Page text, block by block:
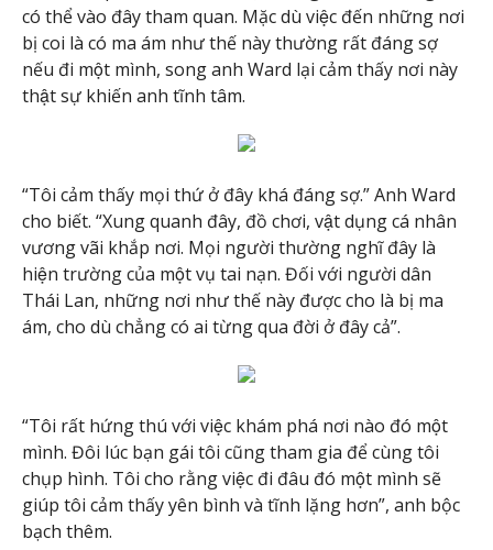
có thể vào đây tham quan. Mặc dù việc đến những nơi
bị coi là có ma ám như thế này thường rất đáng sợ
nếu đi một mình, song anh Ward lại cảm thấy nơi này
thật sự khiến anh tĩnh tâm.
“Tôi cảm​ thấy mọi thứ ở đây khá đáng sợ.” Anh Ward
cho biết. “Xung quanh đây, đồ chơi, vật dụng cá nhân
vương vãi khắp nơi. Mọi người thường nghĩ đây là
hiện trường của một vụ tai nạn. Đối với người dân
Thái Lan, những nơi như thế này được cho là bị ma
ám, cho dù chẳng có ai từng qua đời ở đây cả”.
“Tôi rất hứng thú với việc khám phá nơi nào đó một
mình. Đôi lúc bạn gái tôi cũng tham gia để cùng tôi
chụp hình. Tôi cho rằng việc đi đâu đó một mình sẽ
giúp tôi cảm thấy yên bình và tĩnh lặng hơn”, anh bộc
bạch thêm.